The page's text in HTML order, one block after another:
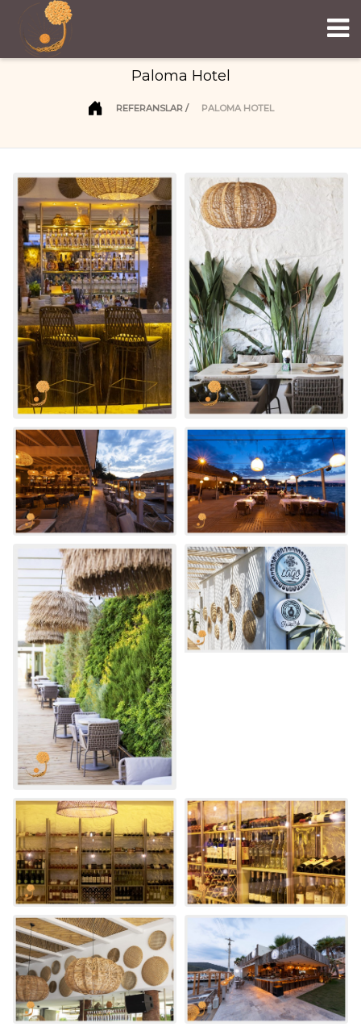
Paloma Hotel
REFERANSLAR PALOMA HOTEL